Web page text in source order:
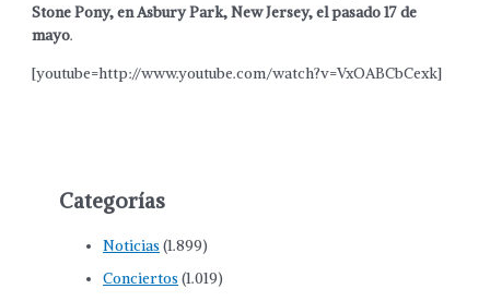
Stone Pony, en Asbury Park, New Jersey, el pasado 17 de
mayo.
[youtube=http://www.youtube.com/watch?v=VxOABCbCexk]
Categorías
Noticias (1.899)
Conciertos (1.019)